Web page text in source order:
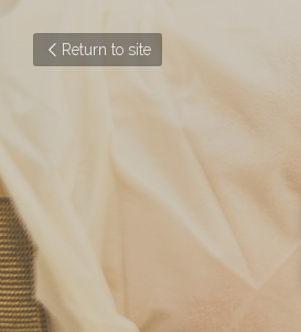
Return to site